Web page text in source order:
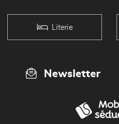
Literie
Newsletter